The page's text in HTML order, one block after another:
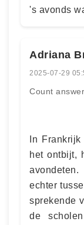
's avonds
Adriana
2025-07-29
Count
In
het ontbijt,
echter
sprekende
de